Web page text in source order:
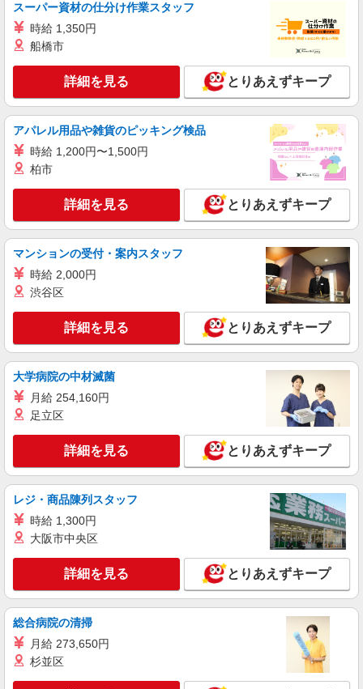
スーパー資材の仕分け作業スタッフ
時給 1,350円
船橋市
詳細を見る とりあえずキープ
アパレル用品や雑貨のピッキング検品
時給 1,200円〜1,500円
柏市
詳細を見る とりあえずキープ
マンションの受付・案内スタッフ
時給 2,000円
渋谷区
詳細を見る とりあえずキープ
大学病院の中材滅菌
月給 254,160円
足立区
詳細を見る とりあえずキープ
レジ・商品陳列スタッフ
時給 1,300円
大阪市中央区
詳細を見る とりあえずキープ
総合病院の清掃
月給 273,650円
杉並区